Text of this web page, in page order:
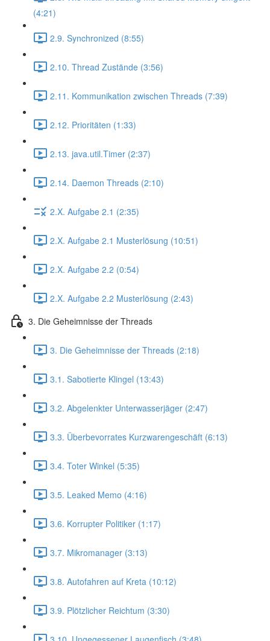
(4:21)
2.9. Synchronized (8:55)
2.10. Thread Zustände (3:56)
2.11. Kommunikation zwischen Threads (7:39)
2.12. Prioritäten (1:33)
2.13. java.util.Timer (2:37)
2.14. Daemon Threads (2:10)
2.X. Aufgabe 2.1 (2:35)
2.X. Aufgabe 2.1 Musterlösung (10:51)
2.X. Aufgabe 2.2 (0:54)
2.X. Aufgabe 2.2 Musterlösung (2:43)
3. Die Geheimnisse der Threads
3. Die Geheimnisse der Threads (2:18)
3.1. Sabotierte Klingel (13:43)
3.2. Abgelenkter Unterwasserjäger (2:47)
3.3. Überbevorrates Kurzwarengeschäft (6:13)
3.4. Toter Winkel (5:35)
3.5. Leaked Memo (4:16)
3.6. Korrupter Politiker (1:17)
3.7. Mikromanager (3:13)
3.8. Autofahren auf Kreta (10:12)
3.9. Plötzlicher Reichtum (3:30)